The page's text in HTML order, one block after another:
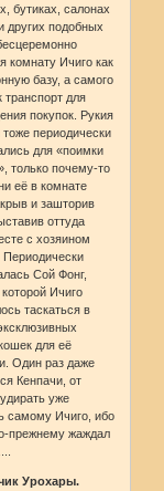
бутиках, салонах
других подобных
комнату Ичиго как
базу, а самого
транспорт для
покупок. Рукия
периодически
для «поимки
только почему-то
её в комнате
и зашторив
оттуда
с хозяином
Сой Фонг,
Ичиго
таскаться в
для её
Один раз даже
Кенпачи, от
уже
самому Ичиго, ибо
прежнему жаждал
Урохары.